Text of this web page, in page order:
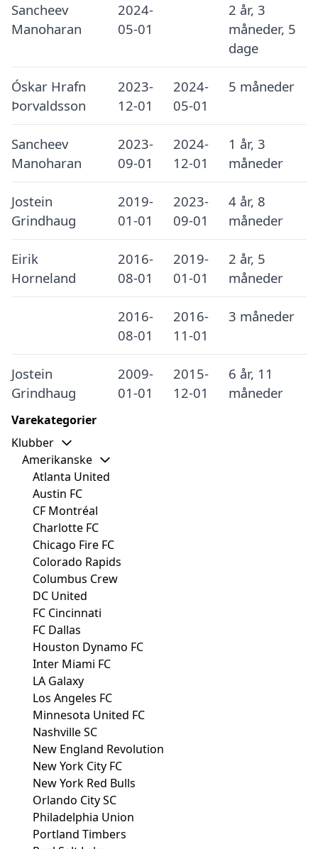
Sancheev
Manoharan
2024-
05-01
2 år, 3
måneder, 5
dage
Óskar Hrafn
Þorvaldsson
2023-
12-01
2024-
05-01
5 måneder
Sancheev
Manoharan
2023-
09-01
2024-
12-01
1 år, 3
måneder
Jostein
Grindhaug
2019-
01-01
2023-
09-01
4 år, 8
måneder
Eirik
Horneland
2016-
08-01
2019-
01-01
2 år, 5
måneder
2016-
08-01
2016-
11-01
3 måneder
Jostein
Grindhaug
2009-
01-01
2015-
12-01
6 år, 11
måneder
Varekategorier
Klubber
Amerikanske
Atlanta United
Austin FC
CF Montréal
Charlotte FC
Chicago Fire FC
Colorado Rapids
Columbus Crew
DC United
FC Cincinnati
FC Dallas
Houston Dynamo FC
Inter Miami FC
LA Galaxy
Los Angeles FC
Minnesota United FC
Nashville SC
New England Revolution
New York City FC
New York Red Bulls
Orlando City SC
Philadelphia Union
Portland Timbers